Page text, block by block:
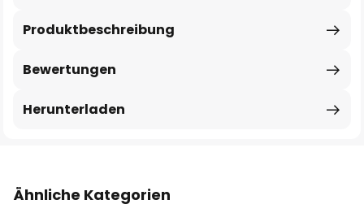
Produktbeschreibung
Bewertungen
Herunterladen
Ähnliche Kategorien